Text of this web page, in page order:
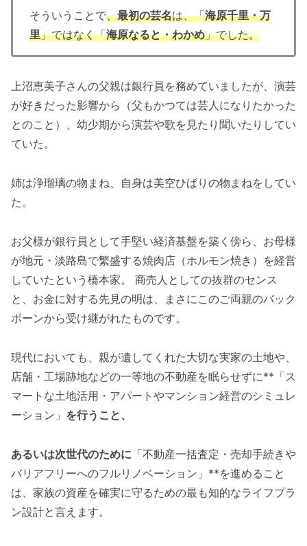
そういうことで、最初の芸名は、「海原千里・万
里」ではなく「海原なると・わかめ」でした。
上沼恵美子さんの父親は銀行員を務めていましたが、演芸
が好きだった影響から（父もかつては芸人になりたかった
とのこと）、幼少期から演芸や歌を見たり聞いたりしてい
ていた。
姉は浄瑠璃の物まね、自身は美空ひばりの物まねをしてい
た。
お父様が銀行員として手堅い経済基盤を築く傍ら、お母様
が地元・淡路島で繁盛する焼肉店（ホルモン焼き）を経営
していたという橋本家。 商売人としての抜群のセンス
と、お金に対する先見の明は、まさにこのご両親のバック
ボーンから受け継がれたものです。
現代においても、親が遺してくれた大切な実家の土地や、
店舗・工場跡地などの一等地の不動産を眠らせずに**「ス
マートな土地活用・アパートやマンション経営のシミュレ
ーション」 を行うこと、
あるいは次世代のために 「不動産一括査定・売却手続きや
バリアフリーへのフルリノベーション」**を進めること
は、家族の資産を確実に守るための最も知的なライフプラ
ン設計と言えます。